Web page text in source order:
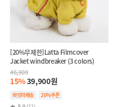
[20%무제한]Latta Filmcover
Jacket windbreaker (3 colors)
46,900
15%39,900원
바잇미배송
20%쿠폰